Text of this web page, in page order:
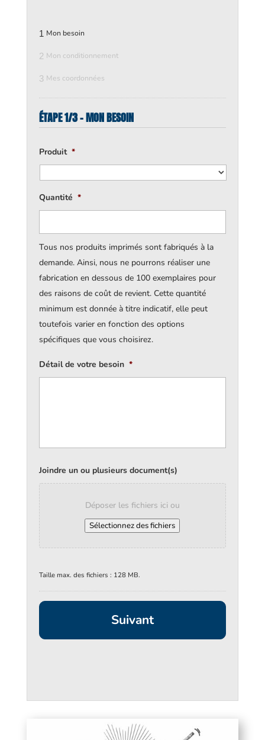
1 Mon besoin
2 Mon conditionnement
3 Mes coordonnées
ÉTAPE 1/3 - MON BESOIN
Produit *
Quantité *
Tous nos produits imprimés sont fabriqués à la
demande. Ainsi, nous ne pourrons réaliser une
fabrication en dessous de 100 exemplaires pour
des raisons de coût de revient. Cette quantité
minimum est donnée à titre indicatif, elle peut
toutefois varier en fonction des options
spécifiques que vous choisirez.
Détail de votre besoin *
Joindre un ou plusieurs document(s)
Déposer les fichiers ici ou
Sélectionnez des fichiers
Taille max. des fichiers : 128 MB.